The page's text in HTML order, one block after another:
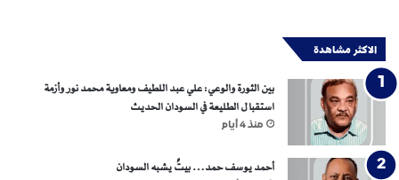
الاكثر مشاهدة
بين الثورة والوعي: علي عبد اللطيف ومعاوية محمد نور وأزمة
استقبال الطليعة في السودان الحديث
منذ 4 أيام
أحمد يوسف حمد… بيتٌ يشبه السودان